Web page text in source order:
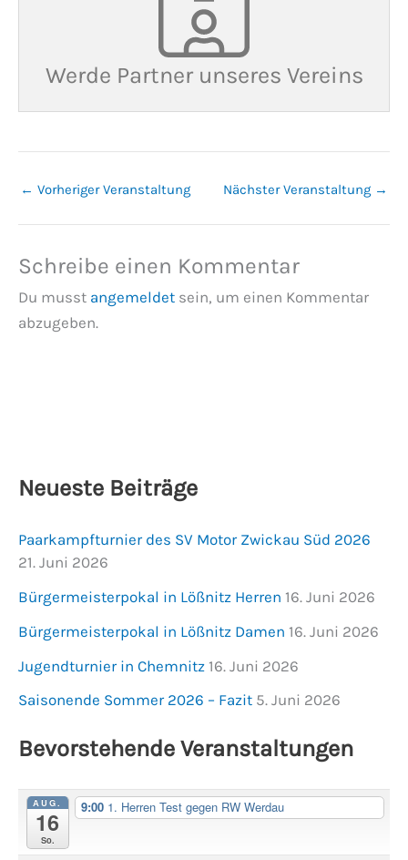
Werde Partner unseres Vereins
← Vorheriger Veranstaltung Nächster Veranstaltung →
Schreibe einen Kommentar
Du musst angemeldet sein, um einen Kommentar
abzugeben.
Neueste Beiträge
Paarkampfturnier des SV Motor Zwickau Süd 2026
21. Juni 2026
Bürgermeisterpokal in Lößnitz Herren 16. Juni 2026
Bürgermeisterpokal in Lößnitz Damen 16. Juni 2026
Jugendturnier in Chemnitz 16. Juni 2026
Saisonende Sommer 2026 – Fazit 5. Juni 2026
Bevorstehende Veranstaltungen
AUG.
16
So.
9:00 1. Herren Test gegen RW Werdau